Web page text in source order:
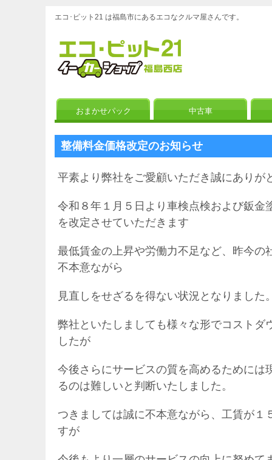
エコ･ピット21 は福島市にあるエコなクルマ屋さんです。
おまかせパック 中古車
整備料金価格改定のお知らせ
平素より弊社をご愛顧いただき誠にありが
令和８年１月５日より車検点検および鈑金
を改定させていただきます
最低賃金の上昇や労働力不足など、昨今の
不本意ながら
見直しをせざるを得ない状況となりました
弊社といたしましても様々な形でコストダ
したが
今後さらにサービスの質を高めるためには
るのは難しいと判断いたしました。
つきましては誠に不本意ながら、工賃が１
すが